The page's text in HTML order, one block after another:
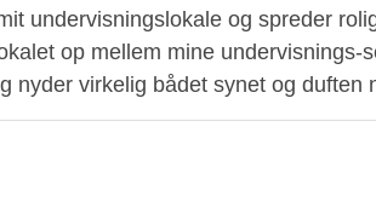
undervisningslokale og spreder
op mellem mine
nyder virkelig bådet synet og duften